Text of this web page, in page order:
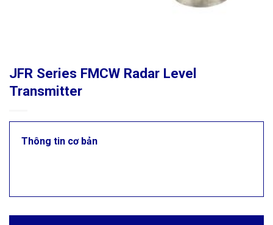
JFR Series FMCW Radar Level
Transmitter
Thông tin cơ bản